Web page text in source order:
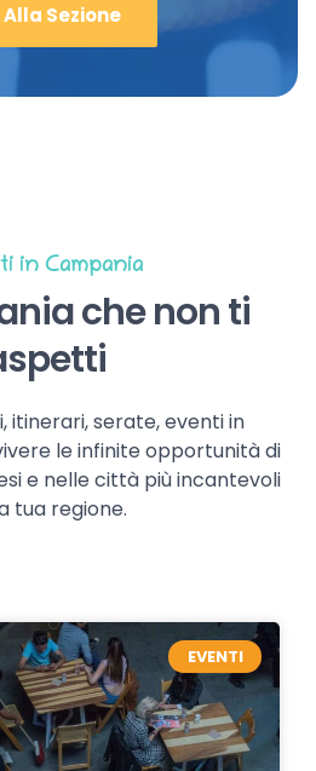
Sezione
in Campania
che non ti
itinerari, serate, eventi in
le infinite opportunità di
e nelle città più incantevoli
tua regione.
EVENTI